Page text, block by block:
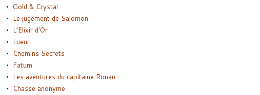
Gold & Crystal
Le jugement de Salomon
L’Elixir d’Or
Lueur
Chemins Secrets
Fatum
Les aventures du capitaine Ronan
Chasse anonyme